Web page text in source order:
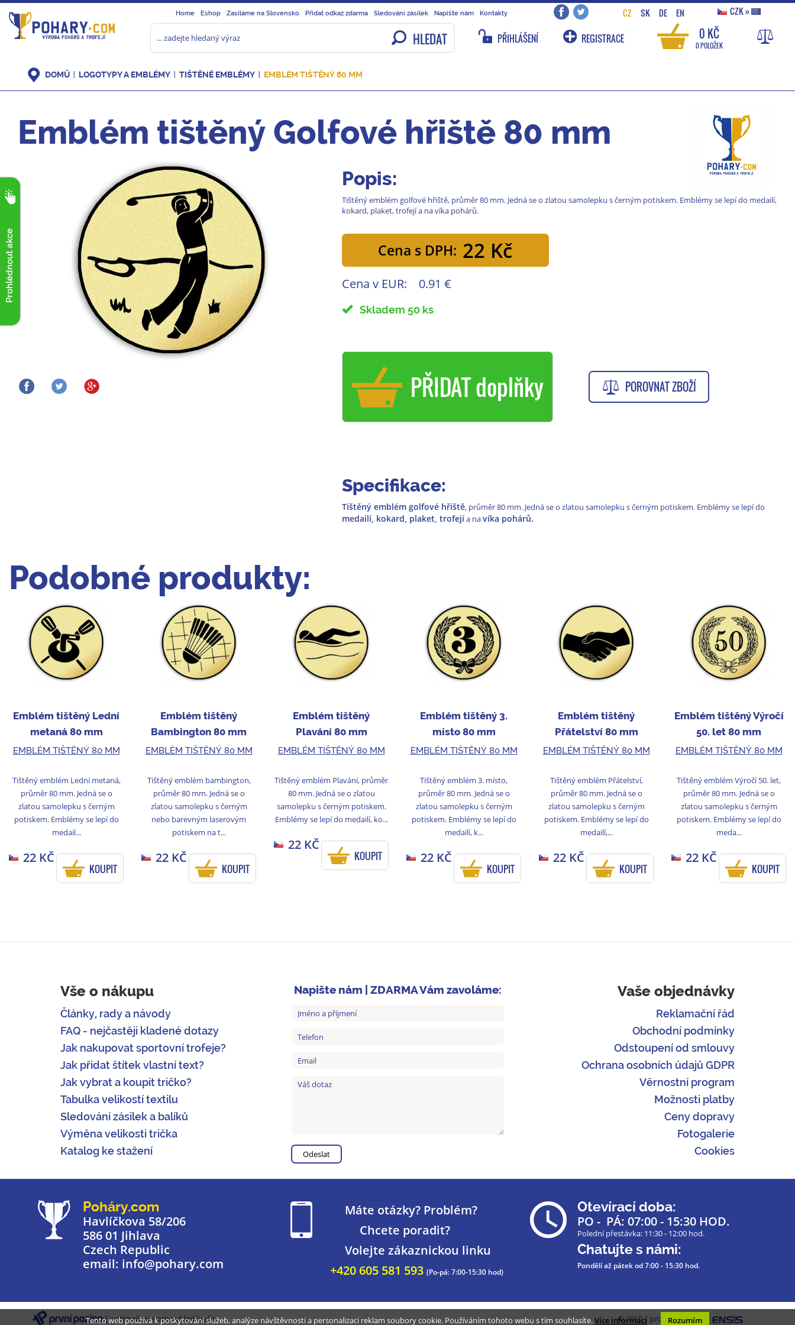
Home Eshop Zasíláme na Slovensko Přidat odkaz zdarma Sledování zásilek Napište nám Kontakty CZ SK DE EN CZK»
HLEDAT PŘIHLÁŠENÍ REGISTRACE 0 KČ
0 POLOŽEK
Prohlédnout akce
DOMŮ LOGOTYPY A EMBLÉMY TIŠTĚNÉ EMBLÉMY EMBLÉM TIŠTĚNÝ 80 MM
Emblém tištěný Golfové hřiště 80 mm
Popis:
Tištěný emblém golfové hřiště, průměr 80 mm. Jedná se o zlatou samolepku s černým potiskem. Emblémy se lepí do medailí,
kokard, plaket, trofejí a na víka pohárů.
Cena s DPH: 22 Kč
Cena v EUR: 0.91 €
Skladem 50 ks
PŘIDAT doplňky POROVNAT ZBOŽÍ
Specifikace:
Tištěný emblém golfové hřiště, průměr 80 mm. Jedná se o zlatou samolepku s černým potiskem. Emblémy se lepí do
medailí, kokard, plaket, trofejía navíka pohárů.
Podobné produkty:
Emblém tištěný Lední
metaná 80 mm
EMBLÉM TIŠTĚNÝ 80 MM
Tištěný emblém Lední metaná,
průměr 80 mm. Jedná se o
zlatou samolepku s černým
potiskem. Emblémy se lepí do
medail...
22 KČ
KOUPIT
Emblém tištěný
Bambington 80 mm
EMBLÉM TIŠTĚNÝ 80 MM
Tištěný emblém bambington,
průměr 80 mm. Jedná se o
zlatou samolepku s černým
nebo barevným laserovým
potiskem na t...
22 KČ
KOUPIT
Emblém tištěný
Plavání 80 mm
EMBLÉM TIŠTĚNÝ 80 MM
Tištěný emblém Plavání, průměr
80 mm. Jedná se o zlatou
samolepku s černým potiskem.
Emblémy se lepí do medailí, ko...
22 KČ
KOUPIT
Emblém tištěný 3.
místo 80 mm
EMBLÉM TIŠTĚNÝ 80 MM
Tištěný emblém 3. místo,
průměr 80 mm. Jedná se o
zlatou samolepku s černým
potiskem. Emblémy se lepí do
medailí, k...
22 KČ
KOUPIT
Emblém tištěný
Přátelství 80 mm
EMBLÉM TIŠTĚNÝ 80 MM
Tištěný emblém Přátelství,
průměr 80 mm. Jedná se o
zlatou samolepku s černým
potiskem. Emblémy se lepí do
medailí,...
22 KČ
KOUPIT
Emblém tištěný Výročí
50. let 80 mm
EMBLÉM TIŠTĚNÝ 80 MM
Tištěný emblém Výročí 50. let,
průměr 80 mm. Jedná se o
zlatou samolepku s černým
potiskem. Emblémy se lepí do
meda...
22 KČ
KOUPIT
Vše o nákupu
Články, rady a návody
FAQ - nejčastěji kladené dotazy
Jak nakupovat sportovní trofeje?
Jak přidat štítek vlastní text?
Jak vybrat a koupit tričko?
Tabulka velikostí textilu
Sledování zásilek a balíků
Výměna velikosti trička
Katalog ke stažení
Napište nám | ZDARMA Vám zavoláme: Vaše objednávky
Reklamační řád
Obchodní podmínky
Odstoupení od smlouvy
Ochrana osobních údajů GDPR
Věrnostní program
Možnosti platby
Ceny dopravy
Fotogalerie
Cookies
Poháry.com
Havlíčkova 58/206
586 01 Jihlava
Czech Republic
email: info@pohary.com
Máte otázky? Problém?
Chcete poradit?
Volejte zákaznickou linku
+420 605 581 593 (Po-pá: 7:00-15:30 hod)
Otevírací doba:
PO - PÁ: 07:00 - 15:30 HOD.
Polední přestávka: 11:30 - 12:00 hod.
Chatujte s námi:
Pondělí až pátekod 7:00 - 15:30 hod.
| optimalizace pro vyhledávače © 2015 | programmed by
Tento web používá k poskytování služeb, analýze návštěvnosti a personalizaci reklam soubory cookie. Používáním tohoto webu s tím souhlasíte.Více informací Rozumím